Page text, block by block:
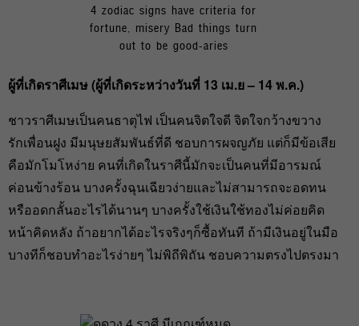
4 zodiac signs have criteria for
fortune, misery Bad things turn
out to be good-aries
ผู้ที่เกิดราศีเมษ (ผู้ที่เกิดระหว่างวันที่ 13 เม.ย – 14พ.ค.)
ชาวราศีเมษเป็นคนธาตุไฟ เป็นคนจิตใจดี จิตใจกว้างขวาง
รักเพื่อนฝูง มีมนุษยสัมพันธ์ที่ดี ชอบการผจญภัย แต่ก็มีข้อเสีย
คือมักโมโหง่าย คนที่เกิดในราศีนี้มักจะเป็นคนที่มีอารมณ์
ค่อนข้างร้อน บางครั้งฉุนเฉียวง่ายและไม่สามารถจะอดทน
หรืออดกลั้นอะไรได้นานๆ บางครั้งใช้เงินใช้ทองไม่ค่อยคิด
หน้าคิดหลัง ถ้าอยากได้อะไรจริงๆก็ซื้อทันที ถ้ามีเงินอยู่ในมือ
บางทีก็ชอบทำอะไรง่ายๆ ไม่พิถีพิถัน ชอบความตรงไปตรงมา